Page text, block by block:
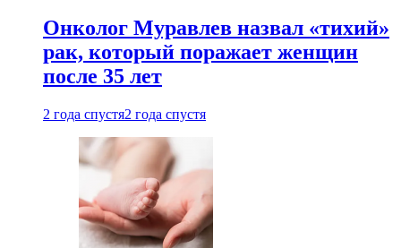
Онколог Муравлев назвал «тихий»
рак, который поражает женщин
после 35 лет
2 года спустя2 года спустя